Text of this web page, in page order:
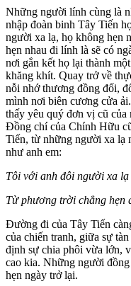
Những người lính cùng là
nhập đoàn binh Tây Tiến
người xa lạ, họ không hẹn
hẹn nhau đi lính là sẽ có
nơi gắn kết họ lại thành
khăng khít. Quay trở về
nỗi nhớ thương đồng đối,
mình nơi biên cương cửa
thấy yêu quý đơn vị cũ
Đồng chí của Chính Hữu
Tiến, từ những người xa lạ
như anh em:
Tôi với anh đôi người xa lạ
Từ phương trời chẳng hẹn
Đường đi của Tây Tiến
của chiến tranh, giữa sự
định sự chia phôi vừa lớn,
cao kia. Những người
hẹn ngày trở lại.